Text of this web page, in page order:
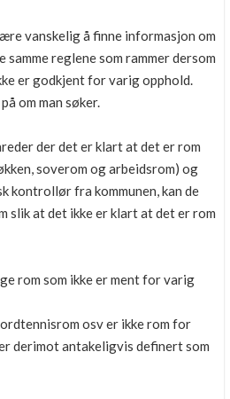
Nytt
vanskelig å finne informasjon om
samme reglene som rammer dersom
er godkjent for varig opphold.
om man søker.
der det er klart at det er rom
soverom og arbeidsrom) og
kontrollør fra kommunen, kan de
slik at det ikke er klart at det er rom
rom som ikke er ment for varig
osv er ikke rom for
derimot antakeligvis definert som